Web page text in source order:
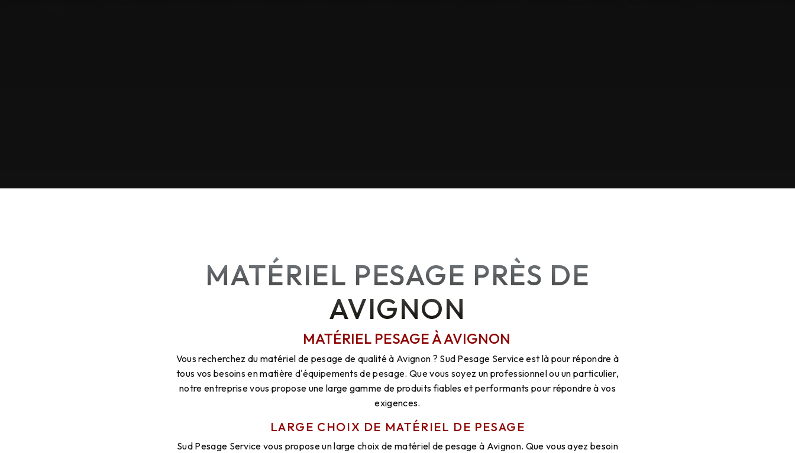
MATÉRIEL PESAGE PRÈS DE
AVIGNON
MATÉRIEL PESAGE À AVIGNON
Vous recherchez du matériel de pesage de qualité à Avignon ? Sud Pesage Service est là pour répondre à
tous vos besoins en matière d'équipements de pesage. Que vous soyez un professionnel ou un particulier,
notre entreprise vous propose une large gamme de produits fiables et performants pour répondre à vos
exigences.
LARGE CHOIX DE MATÉRIEL DE PESAGE
Sud Pesage Service vous propose un large choix de matériel de pesage à Avignon. Que vous ayez besoin